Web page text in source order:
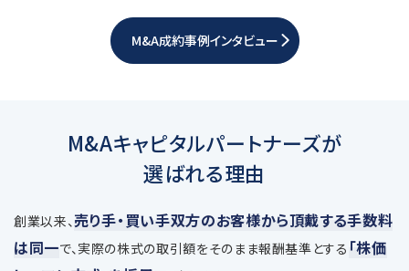
M&A成約事例インタビュー
M&Aキャピタルパートナーズが
選ばれる理由
創業以来、 売り手・買い手双方のお客様から頂戴する手数料
は同一で、実際の株式の取引額をそのまま報酬基準とする 「株価